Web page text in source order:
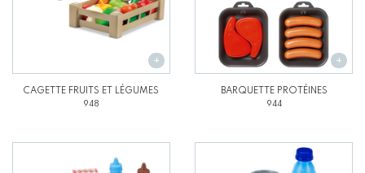
CAGETTE FRUITS ET LÉGUMES
948
BARQUETTE PROTÉINES
944